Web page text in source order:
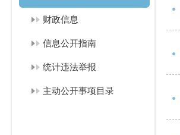
财政信息
信息公开指南
统计违法举报
主动公开事项目录